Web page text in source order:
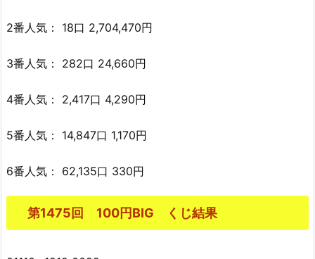
2番人気： 18口 2,704,470円
3番人気： 282口 24,660円
4番人気： 2,417口 4,290円
5番人気： 14,847口 1,170円
6番人気： 62,135口 330円
第1475回 100円BIG くじ結果